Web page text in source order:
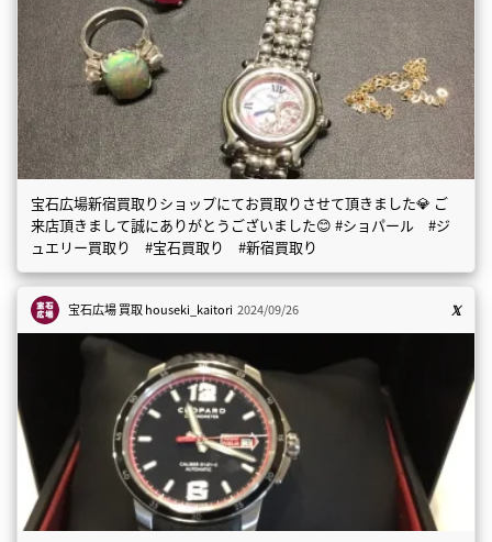
宝石広場新宿買取りショップにてお買取りさせて頂きました💎 ご
来店頂きまして誠にありがとうございました😊 #ショパール #ジ
ュエリー買取り #宝石買取り #新宿買取り
宝石広場 買取houseki_kaitori 2024/09/26